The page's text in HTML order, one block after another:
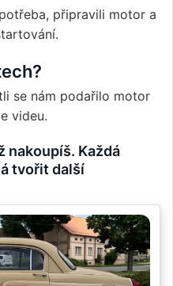
připravili motor a
se nám podařilo motor
videu.
nakoupíš. Každá
tvořit další